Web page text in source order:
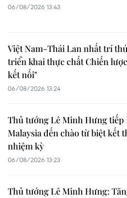
06/08/2026 13:43
Việt Nam-Thái Lan nhất trí
triển khai thực chất Chiến
kết nối"
06/08/2026 13:24
Thủ tướng Lê Minh Hưng tiếp
Malaysia đến chào từ biệt kết
nhiệm kỳ
06/08/2026 13:23
Thủ tướng Lê Minh Hưng: